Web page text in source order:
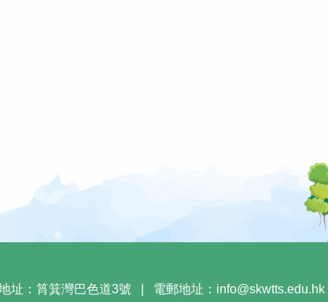
址：筲箕灣巴色道3號 電郵地址： info@skwtts.edu.hk